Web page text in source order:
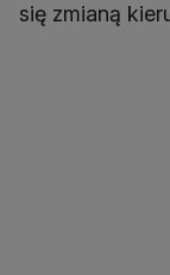
się zmianą